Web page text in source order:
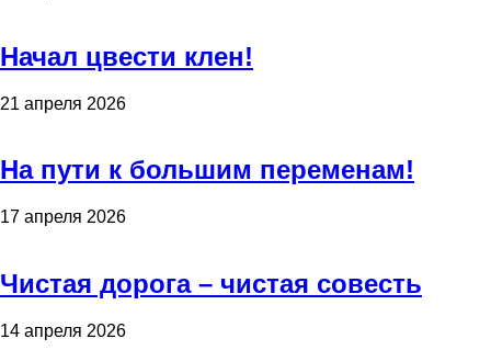
Начал цвести клен!
21 апреля 2026
На пути к большим переменам!
17 апреля 2026
Чистая дорога – чистая совесть
14 апреля 2026